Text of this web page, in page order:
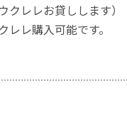
クレレお貸しします）
レレ購入可能です。